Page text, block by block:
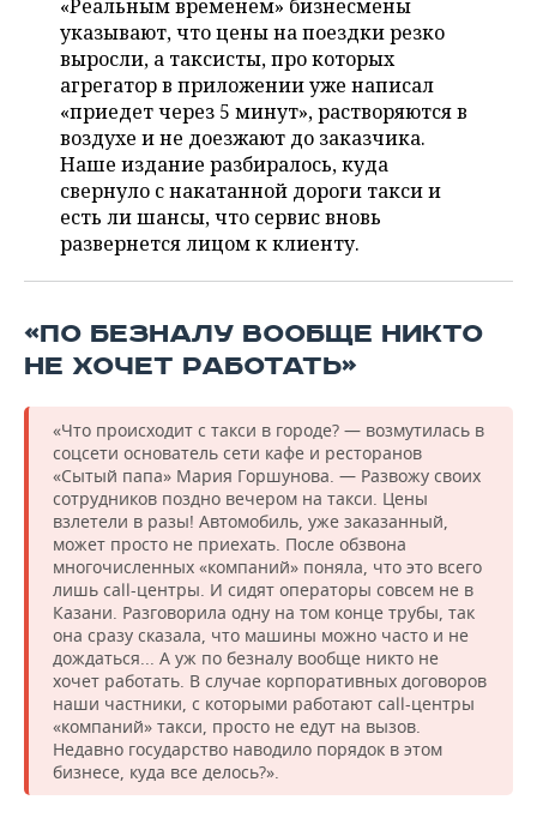
КИБЕРСПОРТ
ФИГУРНОЕ КАТАНИЕ
ВОДНЫЕ ВИДЫ СПОРТА
ХОККЕЙ С МЯЧОМ
КУЛЬТУРА
МЕДИЦИНА
ОБРАЗОВАНИЕ
ПРОИСШЕСТВИЯ
СПИСОК КОМПАНИЙ
«Реальным временем» бизнесмены
указывают, что цены на поездки резко
выросли, а таксисты, про которых
агрегатор в приложении уже написал
«приедет через 5 минут», растворяются в
воздухе и не доезжают до заказчика.
Наше издание разбиралось, куда
свернуло с накатанной дороги такси и
есть ли шансы, что сервис вновь
развернется лицом к клиенту.
«ПО БЕЗНАЛУ ВООБЩЕ НИКТО
НЕ ХОЧЕТ РАБОТАТЬ»
«Что происходит с такси в городе? — возмутилась в
соцсети основатель сети кафе и ресторанов
«Сытый папа» Мария Горшунова. — Развожу своих
сотрудников поздно вечером на такси. Цены
взлетели в разы! Автомобиль, уже заказанный,
может просто не приехать. После обзвона
многочисленных «компаний» поняла, что это всего
лишь call-центры. И сидят операторы совсем не в
Казани. Разговорила одну на том конце трубы, так
она сразу сказала, что машины можно часто и не
дождаться... А уж по безналу вообще никто не
хочет работать. В случае корпоративных договоров
наши частники, с которыми работают call-центры
«компаний» такси, просто не едут на вызов.
Недавно государство наводило порядок в этом
бизнесе, куда все делось?».